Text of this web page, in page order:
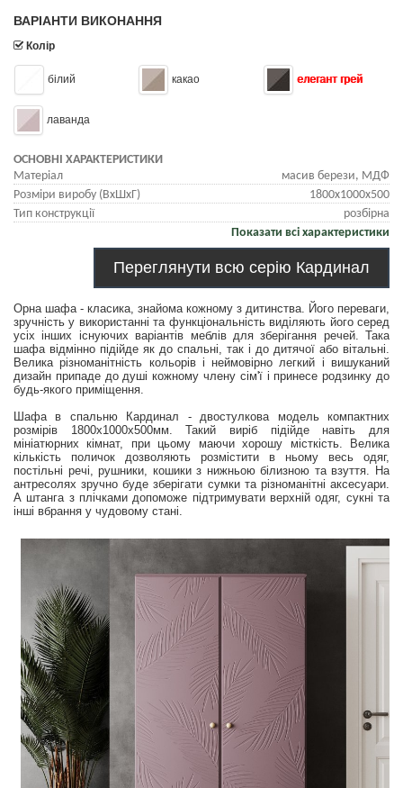
ВАРІАНТИ ВИКОНАННЯ
Колір
білий какао елегант грей
лаванда
ОСНОВНІ ХАРАКТЕРИСТИКИ
Матеріал
масив берези, МДФ
Розміри виробу (ВхШхГ)
1800х1000х500
Тип конструкції
розбірна
Показати всі характеристики
Переглянути всю серію Кардинал
Орна шафа - класика, знайома кожному з дитинства. Його переваги,
зручність у використанні та функціональність виділяють його серед
усіх інших існуючих варіантів меблів для зберігання речей. Така
шафа відмінно підійде як до спальні, так і до дитячої або вітальні.
Велика різноманітність кольорів і неймовірно легкий і вишуканий
дизайн припаде до душі кожному члену сім'ї і принесе родзинку до
будь-якого приміщення.
Шафа в спальню Кардинал - двостулкова модель компактних
розмірів 1800х1000х500мм. Такий виріб підійде навіть для
мініатюрних кімнат, при цьому маючи хорошу місткість. Велика
кількість поличок дозволяють розмістити в ньому весь одяг,
постільні речі, рушники, кошики з нижньою білизною та взуття. На
антресолях зручно буде зберігати сумки та різноманітні аксесуари.
А штанга з плічками допоможе підтримувати верхній одяг, сукні та
інші вбрання у чудовому стані.